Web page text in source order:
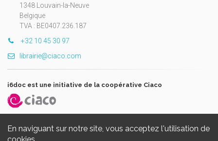
En naviguant sur notre site, vous acceptez l'utilisation de
1348 Louvain-la-Neuve
Belgique
TVA : BE0407.236.187
+32 10 45 30 97
librairie@ciaco.com
i6doc est une initiative de la coopérative Ciaco